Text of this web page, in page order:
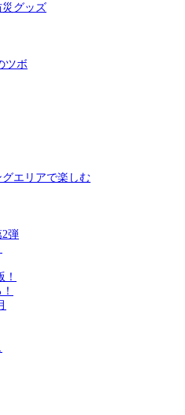
グッズ
ツボ
エリアで楽しむ
弾